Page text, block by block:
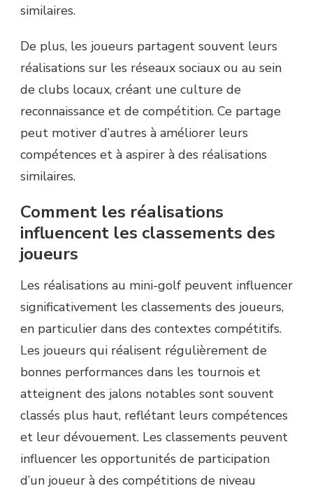
similaires.
De plus, les joueurs partagent souvent leurs
réalisations sur les réseaux sociaux ou au sein
de clubs locaux, créant une culture de
reconnaissance et de compétition. Ce partage
peut motiver d’autres à améliorer leurs
compétences et à aspirer à des réalisations
similaires.
Comment les réalisations
influencent les classements des
joueurs
Les réalisations au mini-golf peuvent influencer
significativement les classements des joueurs,
en particulier dans des contextes compétitifs.
Les joueurs qui réalisent régulièrement de
bonnes performances dans les tournois et
atteignent des jalons notables sont souvent
classés plus haut, reflétant leurs compétences
et leur dévouement. Les classements peuvent
influencer les opportunités de participation
d’un joueur à des compétitions de niveau